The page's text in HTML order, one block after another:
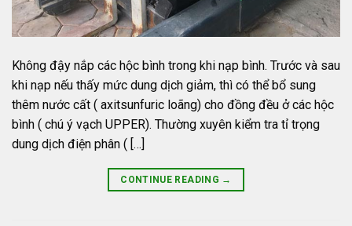
Không đậy nắp các hộc bình trong khi nạp bình. Trước và sau
khi nạp nếu thấy mức dung dịch giảm, thì có thể bổ sung
thêm nước cất ( axitsunfuric loãng) cho đồng đều ở các hộc
bình ( chú ý vạch UPPER). Thường xuyên kiểm tra tỉ trọng
dung dịch điện phân ( […]
CONTINUE READING →